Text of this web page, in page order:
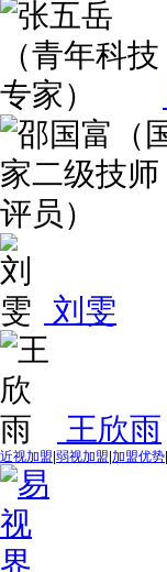
刘雯
王欣雨
近视加盟 弱视加盟 加盟优势